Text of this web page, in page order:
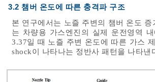
3.2 챔버 온도에 따른 충격파 구조
본 연구에서는 노즐 주변의 챔버 온도
는 차량용 가스엔진의 실제 운전영역
3.37일 때 노즐 주변 온도에 따른 가스
shock이 나타나는 정반사 패턴을 나타낸